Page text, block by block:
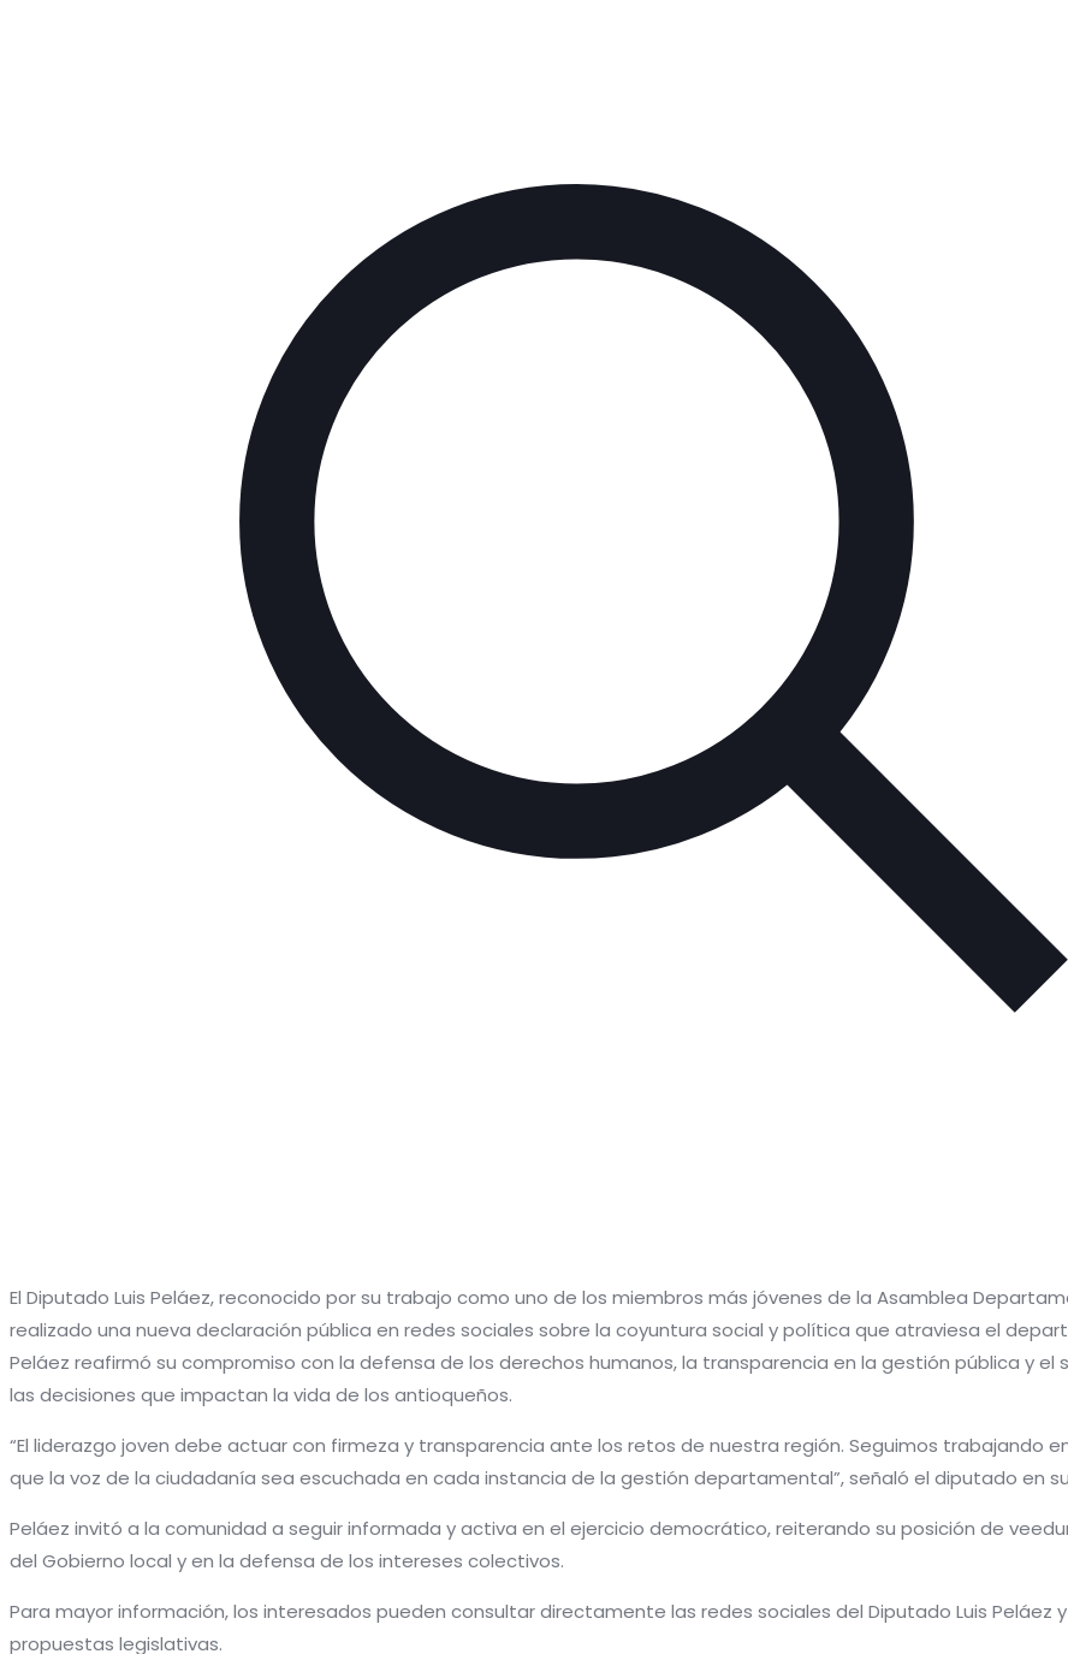
El Diputado Luis Peláez, reconocido por su trabajo como uno de los miembros más jóvenes de la Asamblea
realizado una nueva declaración pública en redes sociales sobre la coyuntura social y política que atraviesa el
Peláez reafirmó su compromiso con la defensa de los derechos humanos, la transparencia en la gestión pública y el
las decisiones que impactan la vida de los antioqueños.
“El liderazgo joven debe actuar con firmeza y transparencia ante los retos de nuestra región. Seguimos trabajando
que la voz de la ciudadanía sea escuchada en cada instancia de la gestión departamental”, señaló el diputado en
Peláez invitó a la comunidad a seguir informada y activa en el ejercicio democrático, reiterando su posición de
del Gobierno local y en la defensa de los intereses colectivos.
Para mayor información, los interesados pueden consultar directamente las redes sociales del Diputado Luis Peláez
propuestas legislativas.